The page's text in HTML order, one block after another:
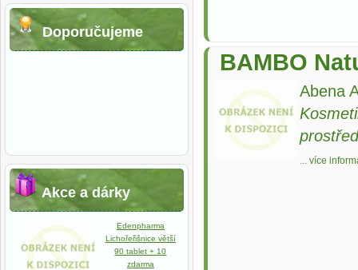
BAMBO
Abena
... více
Doporučujeme
Akce a dárky
Edenpharma
Lichořeřišnice větší
90 tablet + 10
zdarma